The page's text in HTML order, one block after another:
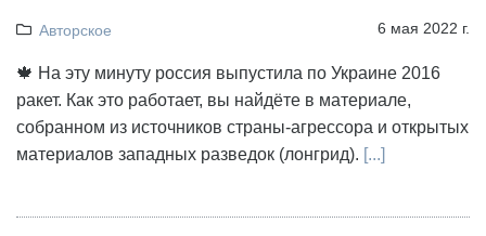
Авторское 6 мая 2022 г.
🍁 На эту минуту россия выпустила по Украине 2016
ракет. Как это работает, вы найдёте в материале,
собранном из источников страны-агрессора и открытых
материалов западных разведок (лонгрид). [...]